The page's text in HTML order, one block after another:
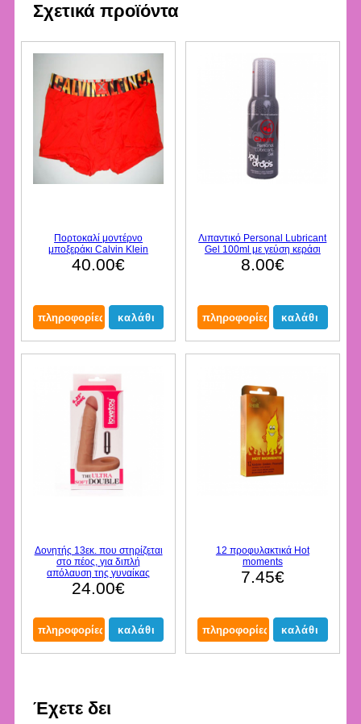
Σχετικά προϊόντα
Πορτοκαλί μοντέρνο
μποξεράκι Calvin Klein
40.00€
Λιπαντικό Personal Lubricant
Gel 100ml με γεύση κεράσι
8.00€
Δονητής 13εκ. που στηρίζεται
στο πέος, για διπλή
απόλαυση της γυναίκας
24.00€
12 προφυλακτικά Hot
moments
7.45€
Έχετε δει